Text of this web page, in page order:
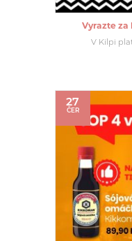
Vyrazte
V Kilpi
27
ČER